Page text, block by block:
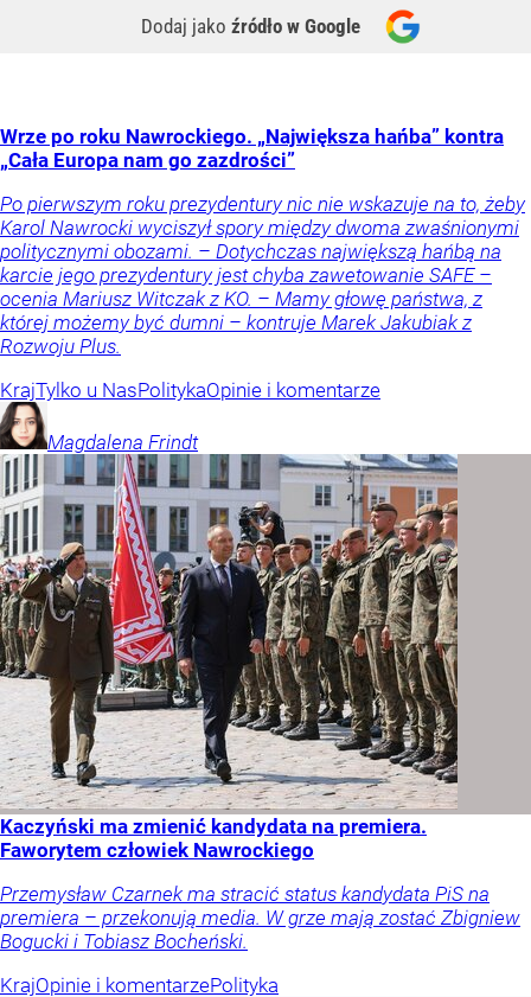
Dodaj jako źródło w Google
Wrze po roku Nawrockiego. „Największa hańba” kontra
„Cała Europa nam go zazdrości”
Po pierwszym roku prezydentury nic nie wskazuje na to, żeby
Karol Nawrocki wyciszył spory między dwoma zwaśnionymi
politycznymi obozami. – Dotychczas największą hańbą na
karcie jego prezydentury jest chyba zawetowanie SAFE –
ocenia Mariusz Witczak z KO. – Mamy głowę państwa, z
której możemy być dumni – kontruje Marek Jakubiak z
Rozwoju Plus.
KrajTylko u NasPolitykaOpinie i komentarze
Magdalena Frindt
Kaczyński ma zmienić kandydata na premiera.
Faworytem człowiek Nawrockiego
Przemysław Czarnek ma stracić status kandydata PiS na
premiera – przekonują media. W grze mają zostać Zbigniew
Bogucki i Tobiasz Bocheński.
KrajOpinie i komentarzePolityka